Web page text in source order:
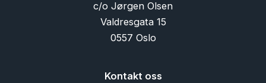
c/o Jørgen Olsen
Valdresgata 15
0557 Oslo
Kontakt oss